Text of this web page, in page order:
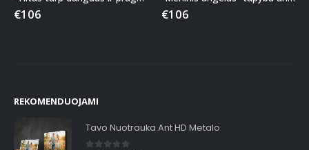
€106 €106
REKOMENDUOJAMI
Tavo Nuotrauka Ant HD Metalo